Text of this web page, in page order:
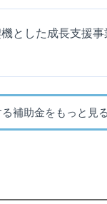
とした成長支援
補助金をもっと見る